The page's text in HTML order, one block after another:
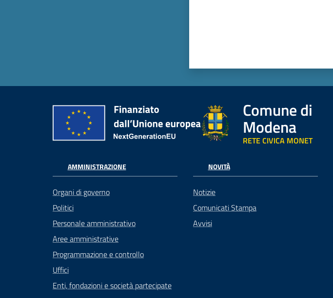
Comune di
Modena
RETE CIVICA MONET
AMMINISTRAZIONE
Organi di governo
Politici
Personale amministrativo
Aree amministrative
Programmazione e controllo
Uffici
Enti, fondazioni e società partecipate
NOVITÀ
Notizie
Comunicati Stampa
Avvisi